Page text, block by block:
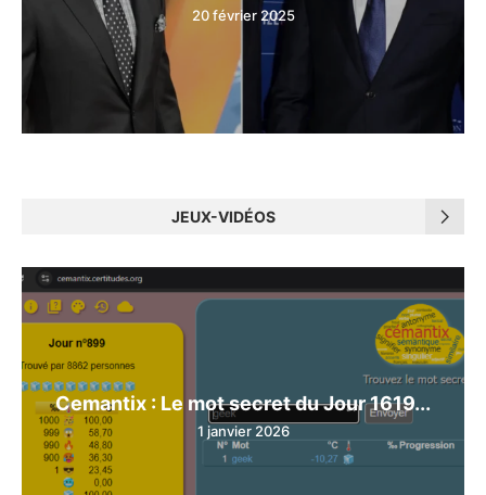
20 février 2025
JEUX-VIDÉOS
Cemantix : Le mot secret du Jour 1619...
1 janvier 2026